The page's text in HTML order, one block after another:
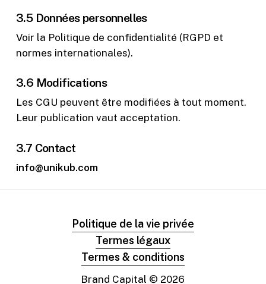
3.5 Données personnelles
Voir la Politique de confidentialité (RGPD et
normes internationales).
3.6 Modifications
Les CGU peuvent être modifiées à tout moment.
Leur publication vaut acceptation.
3.7 Contact
info@unikub.com
Politique de la vie privée
Termes légaux
Termes & conditions
Brand Capital © 2026